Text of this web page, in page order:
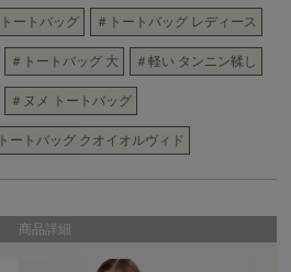
ートバッグ ＃トートバッグ レディース
＃トートバッグ 大 ＃軽い タンニン鞣し
＃ヌメ トートバッグ
ートバッグ クオイオルヴィド
商品詳細